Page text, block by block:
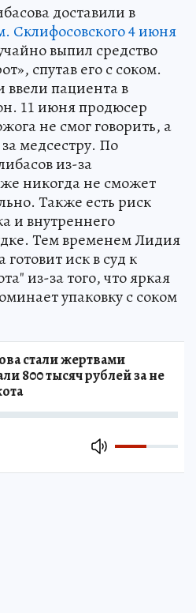
доставили в
4 июня
выпил средство
спутав его с соком.
пациента в
11 июня продюсер
не смог говорить, а
медсестру. По
из-за
никогда не сможет
Также есть риск
и внутреннего
Тем временем Лидия
иск в суд к
из-за того, что яркая
упаковку с соком
стали жертвами
800 тысяч рублей за не